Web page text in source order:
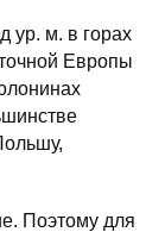
ур. м. в горах
Европы
Поэтому для